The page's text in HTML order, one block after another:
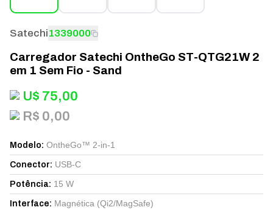
Satechi1339000
Carregador Satechi OntheGo ST-QTG21W 2
em 1 Sem Fio - Sand
U$ 75,00
R$ 0,00
Modelo: OntheGo™ 2-in-1
Conector: USB-C
Potência: 15 W
Interface: Magnética (Qi2/MagSafe)